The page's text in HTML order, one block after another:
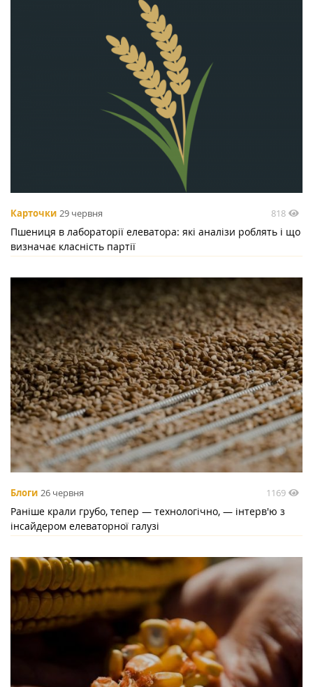
Карточки 29 червня 818
Пшениця в лабораторії елеватора: які аналізи роблять і що
визначає класність партії
Блоги 26 червня 1169
Раніше крали грубо, тепер — технологічно, — інтерв'ю з
інсайдером елеваторної галузі